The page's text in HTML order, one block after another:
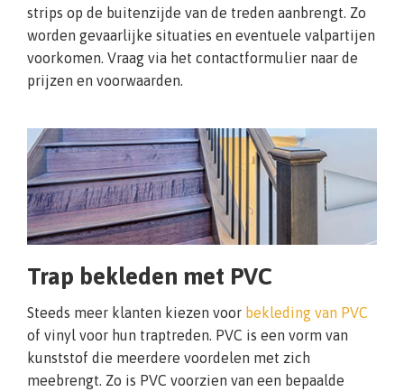
strips op de buitenzijde van de treden aanbrengt. Zo
worden gevaarlijke situaties en eventuele valpartijen
voorkomen. Vraag via het contactformulier naar de
prijzen en voorwaarden.
Trap bekleden met PVC
Steeds meer klanten kiezen voor bekleding van PVC
of vinyl voor hun traptreden. PVC is een vorm van
kunststof die meerdere voordelen met zich
meebrengt. Zo is PVC voorzien van een bepaalde